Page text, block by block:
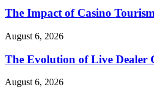
The Impact of Casino
August 6, 2026
The Evolution of Live Dealer
August 6, 2026